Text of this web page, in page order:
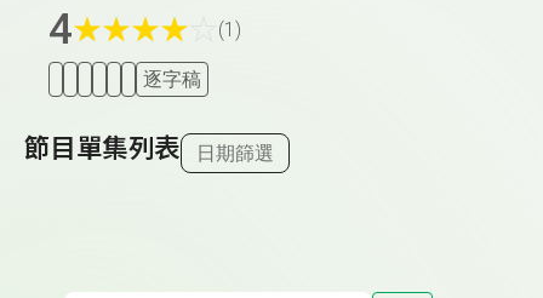
4★★★★ (1)
逐字稿
節目單集列表 日期篩選